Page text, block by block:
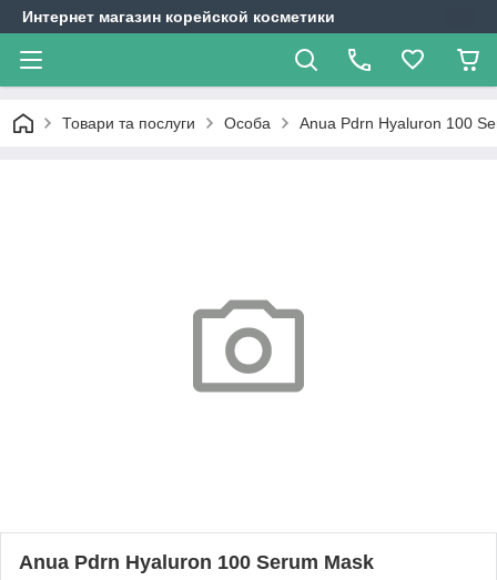
Интернет магазин корейской косметики
Товари та послуги Особа Anua Pdrn Hyaluron 100
Anua Pdrn Hyaluron 100 Serum Mask